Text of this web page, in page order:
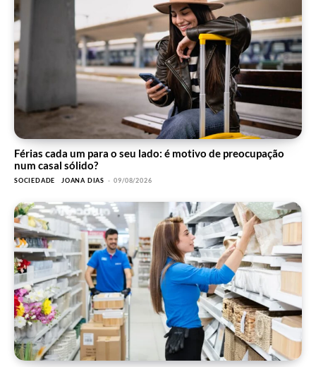
Férias cada um para o seu lado: é motivo de preocupação
num casal sólido?
SOCIEDADE JOANA DIAS - 09/08/2026